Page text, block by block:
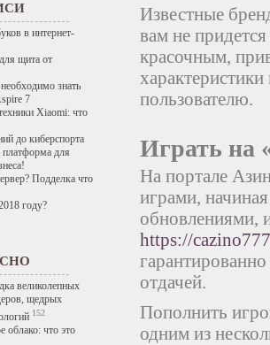
в интернет-
щита от
знать
7
Xiaomi: что
до киберспорта
для
Подделка что
году?
великолепных
щедрых
152
облако: что это
Известные
вам не
красочным,
пользователю.
Играть на
На портале
играми,
обновлениями,
https://
отдачей.
Пополнить
одним из